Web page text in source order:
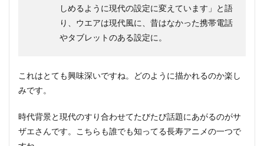
しめるように現代の設定に変えています」と語
り、ウエアは現代風に、昔はなかった携帯電話
やタブレットのある設定に。
これはとても興味深いですね。どのように描かれるのか楽し
みです。
時代背景と現代のすり合わせてたびたび話題にあがるのがサ
ザエさんです。こちらも誰でも知ってる長寿アニメの一つで